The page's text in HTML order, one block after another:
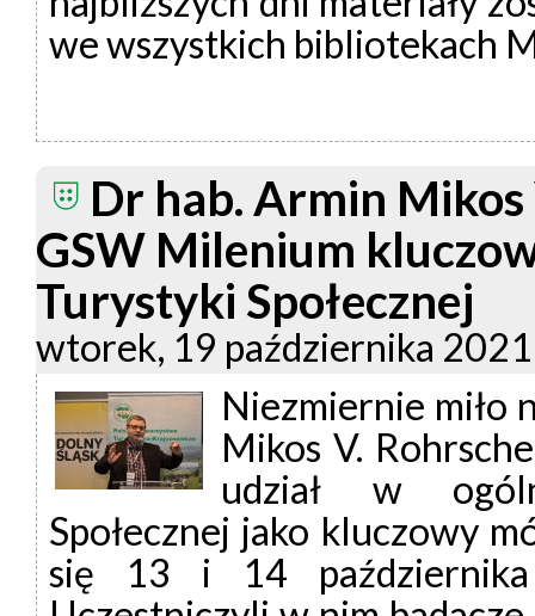
we wszystkich bibliotekach
Dr hab. Armin
GSW Milenium
Turystyki Społecznej
wtorek, 19 października
Niezmiernie miło
Mikos V.
udział w
Społecznej jako kluczowy
się 13 i 14